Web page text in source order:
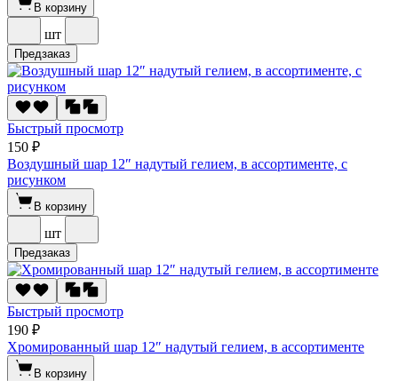
В корзину
шт
Предзаказ
Быстрый просмотр
150 ₽
Воздушный шар 12″ надутый гелием, в ассортименте, с
рисунком
В корзину
шт
Предзаказ
Быстрый просмотр
190 ₽
Хромированный шар 12″ надутый гелием, в ассортименте
В корзину